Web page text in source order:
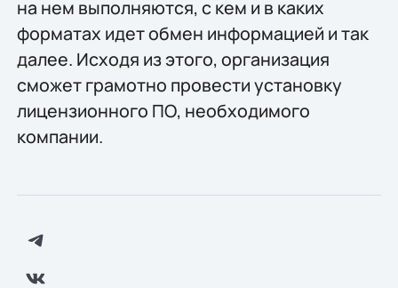
на нем выполняются, с кем и в каких
форматах идет обмен информацией и так
далее. Исходя из этого, организация
сможет грамотно провести установку
лицензионного ПО, необходимого
компании.